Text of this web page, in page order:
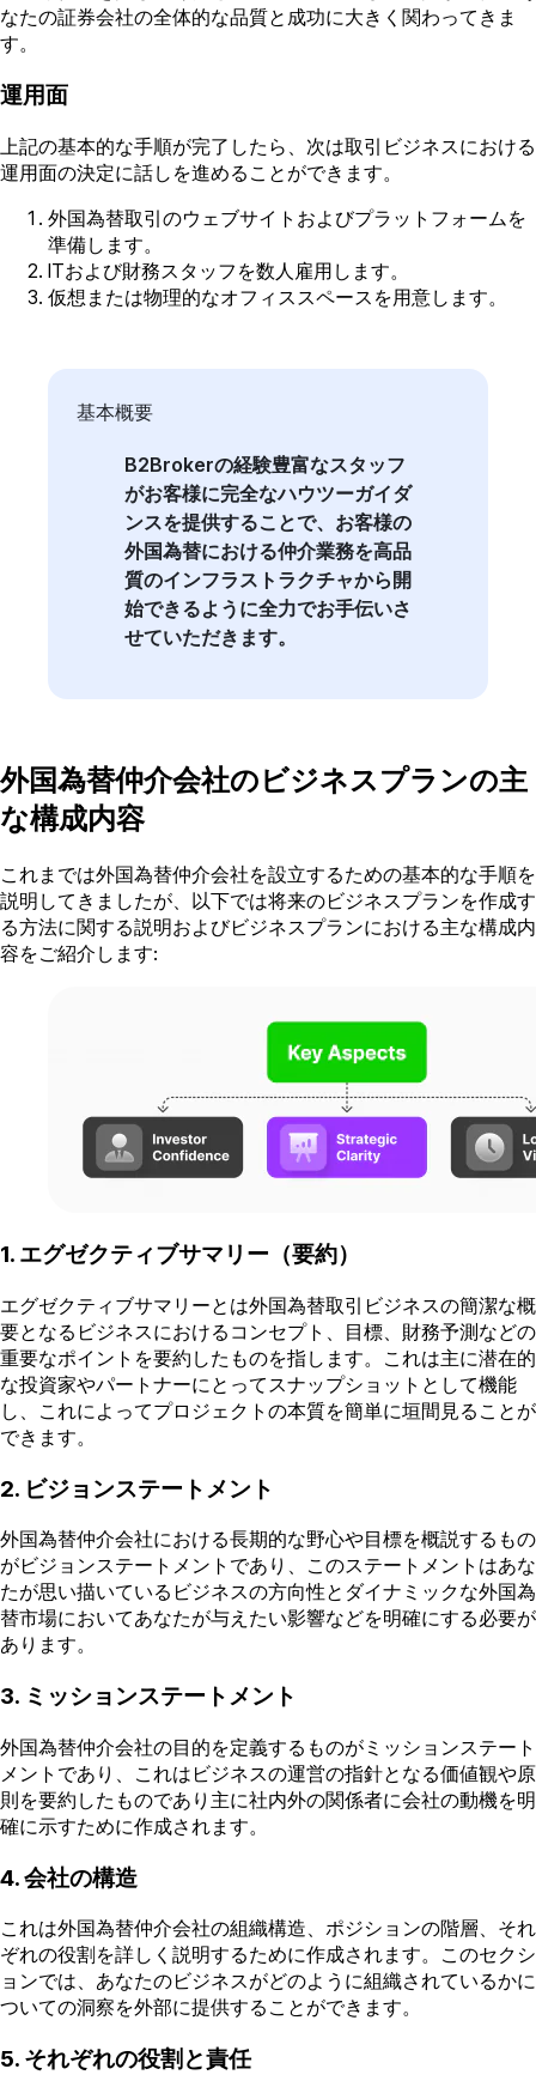
なたの証券会社の全体的な品質と成功に大きく関わってきま
す。
運用面
上記の基本的な手順が完了したら、次は取引ビジネスにおける
運用面の決定に話しを進めることができます。
外国為替取引のウェブサイトおよびプラットフォームを
準備します。
ITおよび財務スタッフを数人雇用します。
仮想または物理的なオフィススペースを用意します。
B2Brokerの経験豊富なスタッフ
がお客様に完全なハウツーガイダ
ンスを提供することで、お客様の
外国為替における仲介業務を高品
質のインフラストラクチャから開
始できるように全力でお手伝いさ
せていただきます。
基本概要
外国為替仲介会社のビジネスプランの主
な構成内容
これまでは外国為替仲介会社を設立するための基本的な手順を
説明してきましたが、以下では将来のビジネスプランを作成す
る方法に関する説明およびビジネスプランにおける主な構成内
容をご紹介します:
1. エグゼクティブサマリー（要約）
エグゼクティブサマリーとは外国為替取引ビジネスの簡潔な概
要となるビジネスにおけるコンセプト、目標、財務予測などの
重要なポイントを要約したものを指します。これは主に潜在的
な投資家やパートナーにとってスナップショットとして機能
し、これによってプロジェクトの本質を簡単に垣間見ることが
できます。
2. ビジョンステートメント
外国為替仲介会社における長期的な野心や目標を概説するもの
がビジョンステートメントであり、このステートメントはあな
たが思い描いているビジネスの方向性とダイナミックな外国為
替市場においてあなたが与えたい影響などを明確にする必要が
あります。
3. ミッションステートメント
外国為替仲介会社の目的を定義するものがミッションステート
メントであり、これはビジネスの運営の指針となる価値観や原
則を要約したものであり主に社内外の関係者に会社の動機を明
確に示すために作成されます。
4. 会社の構造
これは外国為替仲介会社の組織構造、ポジションの階層、それ
ぞれの役割を詳しく説明するために作成されます。このセクシ
ョンでは、あなたのビジネスがどのように組織されているかに
ついての洞察を外部に提供することができます。
5. それぞれの役割と責任